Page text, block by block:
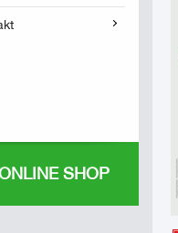
SHOP